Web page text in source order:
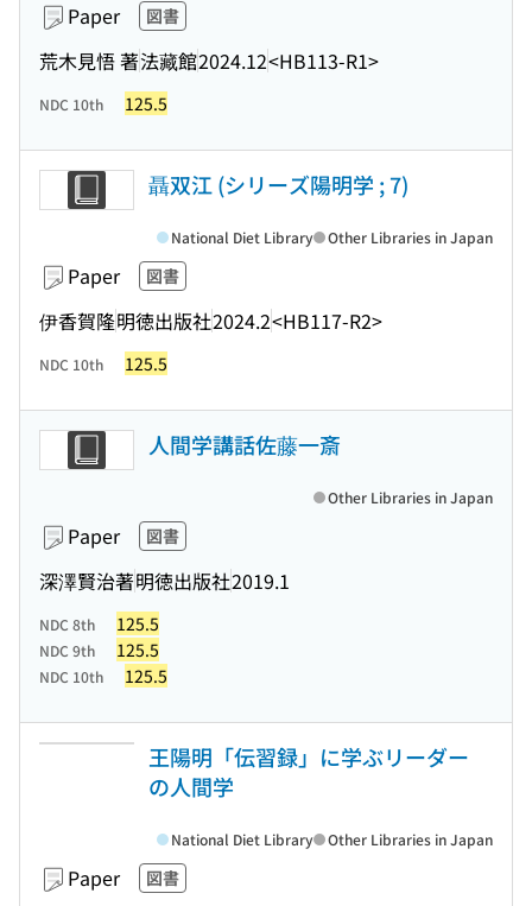
Paper 図書
荒木見悟 著法藏館2024.12<HB113-R1>
NDC 10th 125.5
聶双江 (シリーズ陽明学 ; 7)
Paper 図書
伊香賀隆明徳出版社2024.2<HB117-R2>
National Diet Library Other Libraries in Japan
NDC 10th 125.5
人間学講話佐藤一斎
Paper 図書
深澤賢治著明徳出版社2019.1
Other Libraries in Japan
NDC 8th 125.5
NDC 9th 125.5
NDC 10th 125.5
王陽明「伝習録」に学ぶリーダー
の人間学
Paper 図書
National Diet Library Other Libraries in Japan